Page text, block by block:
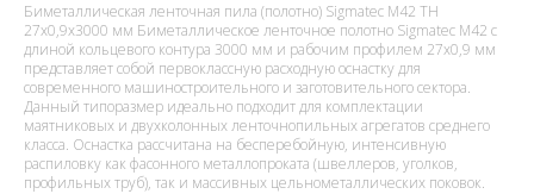
Биметаллическая ленточная пила (полотно) Sigmatec M42 TH
27х0,9x3000 мм Биметаллическое ленточное полотно Sigmatec M42 с
длиной кольцевого контура 3000 мм и рабочим профилем 27x0,9 мм
представляет собой первоклассную расходную оснастку для
современного машиностроительного и заготовительного сектора.
Данный типоразмер идеально подходит для комплектации
маятниковых и двухколонных ленточнопильных агрегатов среднего
класса. Оснастка рассчитана на бесперебойную, интенсивную
распиловку как фасонного металлопроката (швеллеров, уголков,
профильных труб), так и массивных цельнометаллических поковок.